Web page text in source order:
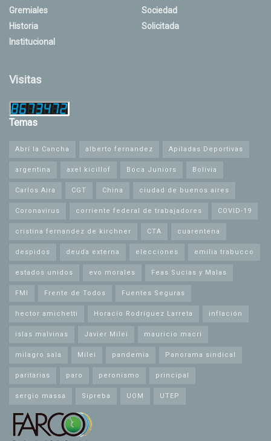
Gremiales
Historia
Institucional
Sociedad
Solicitada
Visitas
Temas
Abrí la Cancha alberto fernandez Apiladas Deportivas
argentina axel kicillof Boca Juniors Bolivia
Carlos Aira CGT China ciudad de buenos aires
Coronavirus corriente federal de trabajadores COVID-19
cristina fernandez de kirchner CTA cuarentena
despidos deuda externa elecciones emilia trabucco
estados unidos evo morales Feas Sucias y Malas
FMI Frente de Todos Fuentes Seguras
hector amichetti Horacio Rodríguez Larreta inflación
islas malvinas Javier Milei mauricio macri
milagro sala Milei pandemia Panorama sindical
paritarias paro peronismo principal
sergio massa Sipreba UOM UTEP